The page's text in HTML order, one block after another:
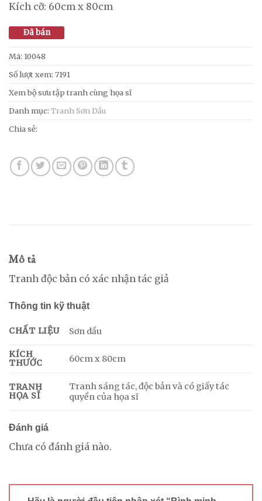
Kích cỡ: 60cm x 80cm
Đã bán
Mã: 10048
Số lượt xem: 7191
Xem bộ sưu tập tranh cùng họa sĩ
Danh mục: Tranh Sơn Dầu
Chia sẻ:
Mô tả
Tranh độc bản có xác nhận tác giả
Thông tin kỹ thuật
CHẤT LIỆU Sơn dầu
KÍCH
THƯỚC
60cm x 80cm
TRANH
HỌA SĨ
Tranh sáng tác, độc bản và có giấy tác
quyền của họa sĩ
Đánh giá
Chưa có đánh giá nào.